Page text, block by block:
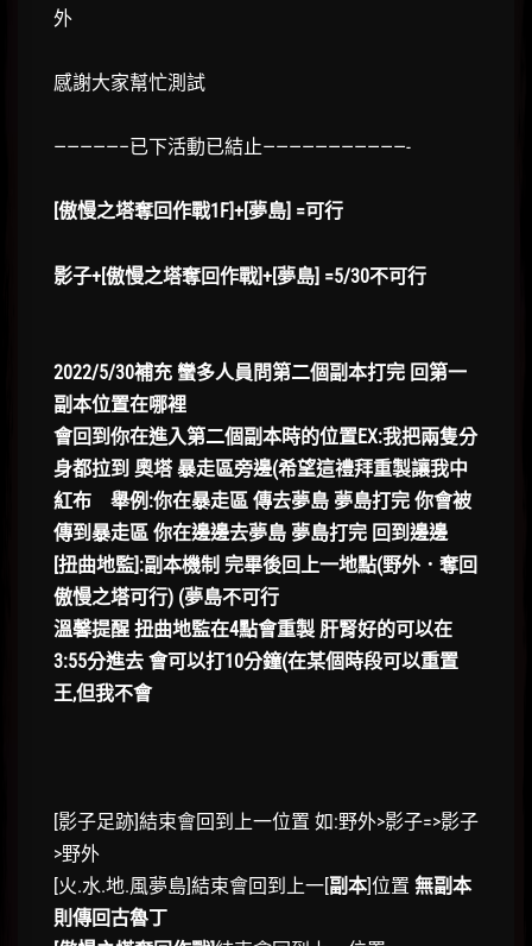
外
感謝大家幫忙測試
—————–已下活動已結止———————————-
[傲慢之塔奪回作戰1F]+[夢島] =可行
影子+[傲慢之塔奪回作戰]+[夢島] =5/30不可行
2022/5/30補充 蠻多人員問第二個副本打完 回第一
副本位置在哪裡
會回到你在進入第二個副本時的位置EX:我把兩隻分
身都拉到 奧塔 暴走區旁邊(希望這禮拜重製讓我中
紅布 舉例:你在暴走區 傳去夢島 夢島打完 你會被
傳到暴走區 你在邊邊去夢島 夢島打完 回到邊邊
[扭曲地監]:副本機制 完畢後回上一地點(野外．奪回
傲慢之塔可行) (夢島不可行
溫馨提醒 扭曲地監在4點會重製 肝腎好的可以在
3:55分進去 會可以打10分鐘(在某個時段可以重置
王,但我不會
[影子足跡]結束會回到上一位置 如:野外>影子=>影子
>野外
[火.水.地.風夢島]結束會回到上一[副本]位置 無副本
則傳回古魯丁